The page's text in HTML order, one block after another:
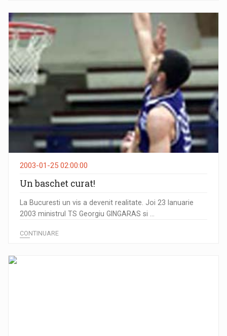
2003-01-25 02:00:00
Un baschet curat!
La Bucuresti un vis a devenit realitate. Joi 23 Ianuarie
2003 ministrul TS Georgiu GINGARAS si ...
CONTINUARE